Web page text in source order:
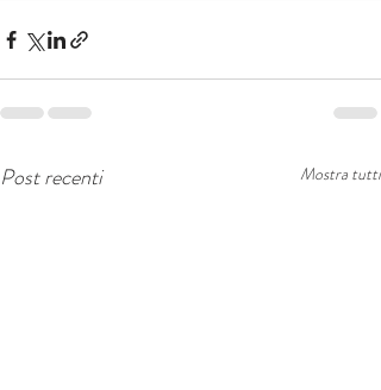
Post recenti Mostra tutti